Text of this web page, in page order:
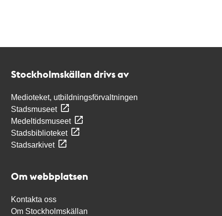
Stockholmskällan drivs av
Medioteket, utbildningsförvaltningen
Stadsmuseet
Medeltidsmuseet
Stadsbiblioteket
Stadsarkivet
Om webbplatsen
Kontakta oss
Om Stockholmskällan